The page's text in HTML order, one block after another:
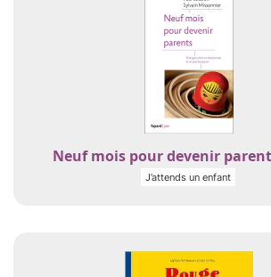
Neuf mois pour devenir
J’attends un enfant